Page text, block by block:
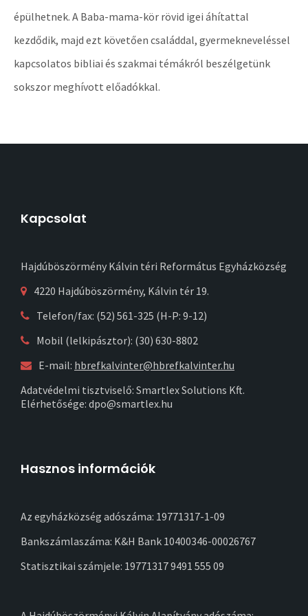
épülhetnek. A Baba-mama-kör rövid igei áhítattal
kezdődik, majd ezt követően családdal, gyermekneveléssel
kapcsolatos bibliai és szakmai témákról beszélgetünk
sokszor meghívott előadókkal.
Kapcsolat
Hajdúböszörmény Kálvin téri Református Egyházközség
4220 Hajdúböszörmény, Kálvin tér 19.
Telefon/fax: (52) 561-325 (H-P: 9-12)
Mobil (lelkipásztor): (30) 630-8802
E-mail: hbrefkalvinter@hbrefkalvinter.hu
Adatvédelmi tisztviselő: Smartlex Solutions Kft.
Elérhetősége: dpo@smartlex.hu
Hasznos információk
Az egyházközség adószáma: 19771317-1-09
Bankszámlaszáma: K&H Bank 10400346-00026767
Statisztikai számjele: 19771317 9491 555 09